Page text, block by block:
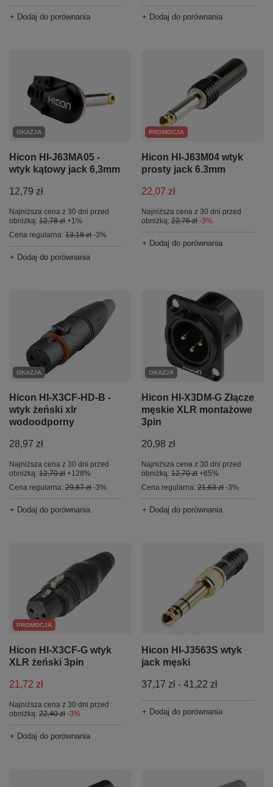
+ Dodaj do porównania + Dodaj do porównania
OKAZJA
Hicon HI-J63MA05 -
wtyk kątowy jack 6,3mm
12,79 zł
Najniższa cena z 30 dni przed
obniżką: 12,78 zł +1%
Cena regularna: 13,18 zł -3%
+ Dodaj do porównania
PROMOCJA
Hicon HI-J63M04 wtyk
prosty jack 6.3mm
22,07 zł
Najniższa cena z 30 dni przed
obniżką: 22,76 zł -3%
+ Dodaj do porównania
OKAZJA
Hicon HI-X3CF-HD-B -
wtyk żeński xlr
wodoodporny
28,97 zł
Najniższa cena z 30 dni przed
obniżką: 12,70 zł +128%
Cena regularna: 29,87 zł -3%
+ Dodaj do porównania
OKAZJA
Hicon HI-X3DM-G Złącze
męskie XLR montażowe
3pin
20,98 zł
Najniższa cena z 30 dni przed
obniżką: 12,70 zł +65%
Cena regularna: 21,63 zł -3%
+ Dodaj do porównania
PROMOCJA
Hicon HI-X3CF-G wtyk
XLR żeński 3pin
21,72 zł
Najniższa cena z 30 dni przed
obniżką: 22,40 zł -3%
+ Dodaj do porównania
Hicon HI-J3563S wtyk
jack męski
od
37,17 zł - do
41,22 zł
+ Dodaj do porównania